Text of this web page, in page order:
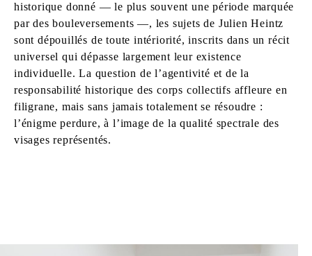
historique donné — le plus souvent une période marquée
par des bouleversements —, les sujets de Julien Heintz
sont dépouillés de toute intériorité, inscrits dans un récit
universel qui dépasse largement leur existence
individuelle. La question de l’agentivité et de la
responsabilité historique des corps collectifs affleure en
filigrane, mais sans jamais totalement se résoudre :
l’énigme perdure, à l’image de la qualité spectrale des
visages représentés.